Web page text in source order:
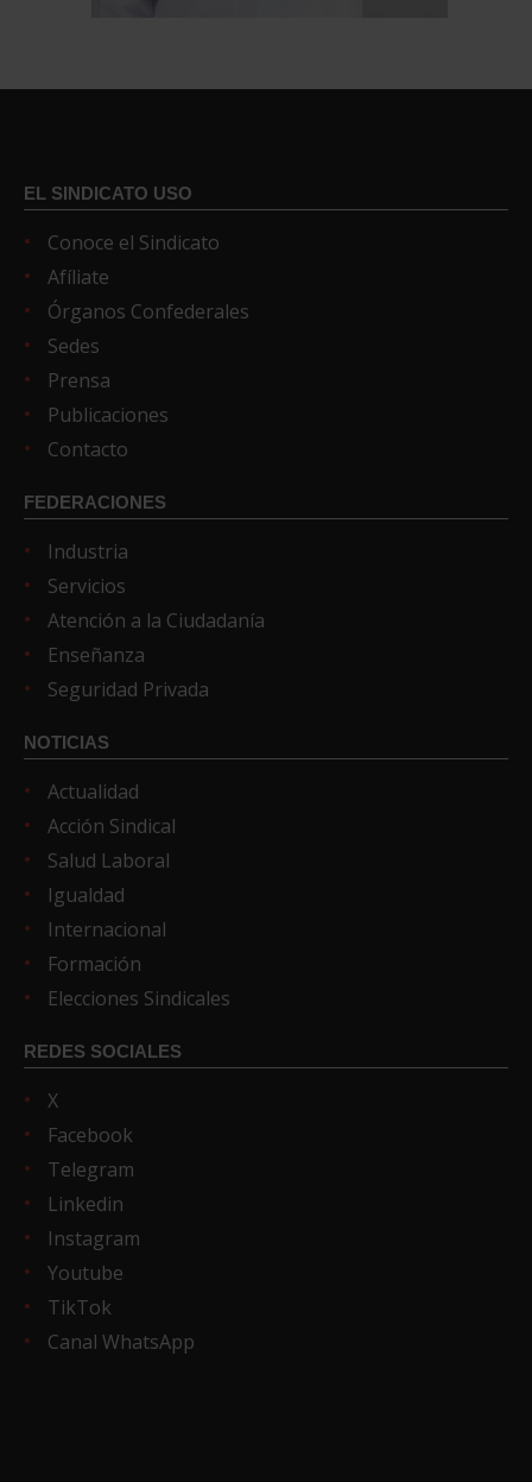
EL SINDICATO USO
Conoce el Sindicato
Afíliate
Órganos Confederales
Sedes
Prensa
Publicaciones
Contacto
FEDERACIONES
Industria
Servicios
Atención a la Ciudadanía
Enseñanza
Seguridad Privada
NOTICIAS
Actualidad
Acción Sindical
Salud Laboral
Igualdad
Internacional
Formación
Elecciones Sindicales
REDES SOCIALES
X
Facebook
Telegram
Linkedin
Instagram
Youtube
TikTok
Canal WhatsApp